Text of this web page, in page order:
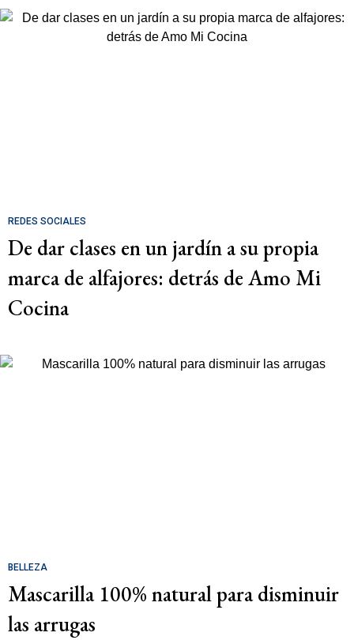
REDES SOCIALES
De dar clases en un jardín a su propia
marca de alfajores: detrás de Amo Mi
Cocina
BELLEZA
Mascarilla 100% natural para disminuir
las arrugas